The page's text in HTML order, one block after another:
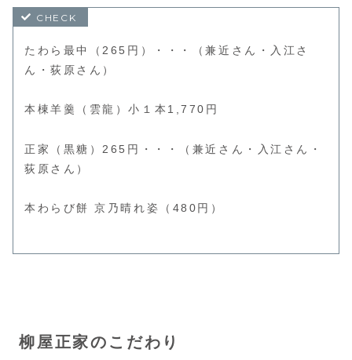
たわら最中（265円）・・・（兼近さん・入江さ
ん・荻原さん）
本棟羊羹（雲龍）小１本1,770円
正家（黒糖）265円・・・（兼近さん・入江さん・
荻原さん）
本わらび餅 京乃晴れ姿（480円）
柳屋正家のこだわり